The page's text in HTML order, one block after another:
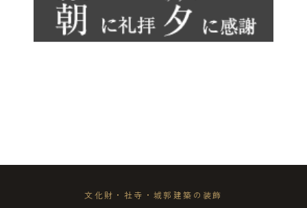
文化財・社寺・城郭建築の装飾